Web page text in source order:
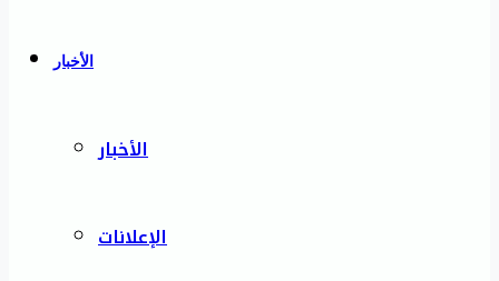
الأخبار
الأخبار
الإعلانات